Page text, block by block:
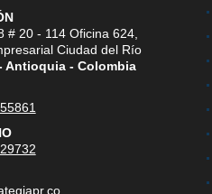
# 20 - 114 Oficina 624,
Ciudad del Río
Antioquia - Colombia